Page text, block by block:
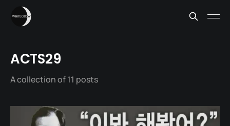
ACTS29
A collection of 11 posts